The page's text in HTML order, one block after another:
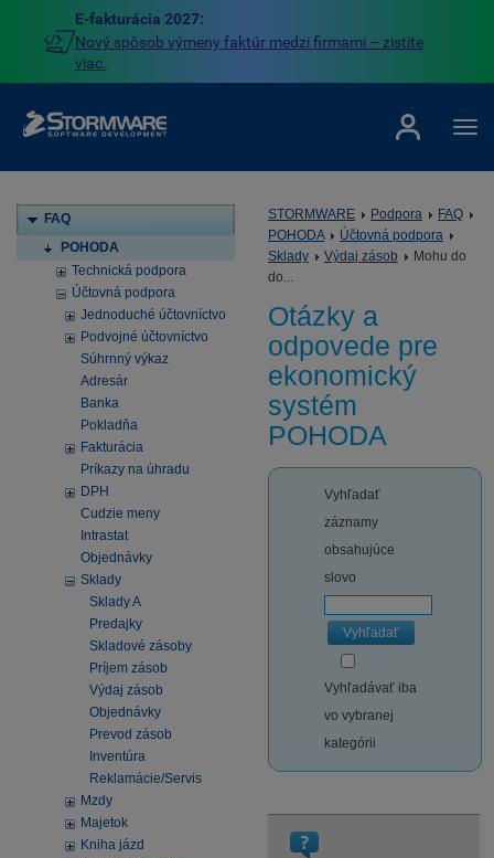
E-fakturácia 2027:
Nový spôsob výmeny faktúr medzi firmami – zistite
viac.
FAQ
POHODA
Technická podpora
Účtovná podpora
Jednoduché účtovníctvo
Podvojné účtovníctvo
Súhrnný výkaz
Adresár
Banka
Pokladňa
Fakturácia
Príkazy na úhradu
DPH
Cudzie meny
Intrastat
Objednávky
Sklady
Sklady A
Predajky
Skladové zásoby
Príjem zásob
Výdaj zásob
Objednávky
Prevod zásob
Inventúra
Reklamácie/Servis
Mzdy
Majetok
Kniha jázd
STORMWARE Podpora
FAQ
POHODA
Účtovná podpora
Sklady
Výdaj zásob
Mohu do
do...
Otázky a
odpovede pre
ekonomický
systém
POHODA
Vyhľadať
záznamy
obsahujúce
slovo
Vyhľadať
Vyhľadávať iba
vo vybranej
kategórii